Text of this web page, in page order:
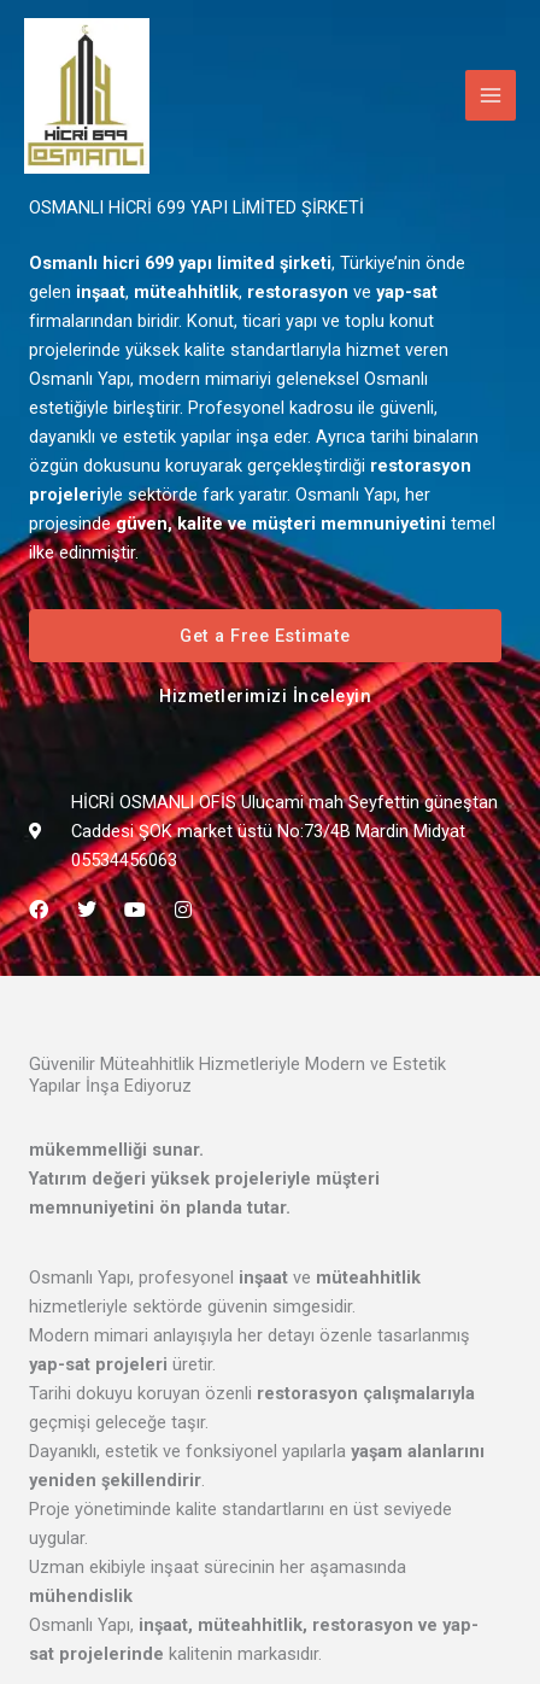
İçeriğe
Mardin
OSMANLI HİCRİ 699 YAPI LİMİTED ŞİRKETİ
Osmanlı hicri 699 yapı limited şirketi, Türkiye’nin önde
gelen inşaat, müteahhitlik, restorasyon ve yap-sat
firmalarından biridir. Konut, ticari yapı ve toplu konut
projelerinde yüksek kalite standartlarıyla hizmet veren
Osmanlı Yapı, modern mimariyi geleneksel Osmanlı
estetiğiyle birleştirir. Profesyonel kadrosu ile güvenli,
dayanıklı ve estetik yapılar inşa eder. Ayrıca tarihi binaların
özgün dokusunu koruyarak gerçekleştirdiği restorasyon
projeleriyle sektörde fark yaratır. Osmanlı Yapı, her
projesindegüven, kalite ve müşteri memnuniyetini temel
ilke edinmiştir.
Get a Free Estimate
Hizmetlerimizi İnceleyin
HİCRİ OSMANLI OFİS Ulucami mah Seyfettin güneştan
Caddesi ŞOK market üstü No:73/4B Mardin Midyat
05534456063
F
a
c
e
b
T
w
i
t
t
Y
o
u
t
u
I
n
s
t
a
m
Güvenilir Müteahhitlik Hizmetleriyle Modern ve Estetik
Yapılar İnşa Ediyoruz
mükemmelliği sunar.
Yatırım değeri yüksek projeleriyle müşteri
memnuniyetini ön planda tutar.
Osmanlı Yapı, profesyonel inşaat ve müteahhitlik
hizmetleriyle sektörde güvenin simgesidir.
Modern mimari anlayışıyla her detayı özenle tasarlanmış
yap-sat projeleri üretir.
Tarihi dokuyu koruyan özenli restorasyon çalışmalarıyla
geçmişi geleceğe taşır.
Dayanıklı, estetik ve fonksiyonel yapılarla yaşam alanlarını
yeniden şekillendirir.
Proje yönetiminde kalite standartlarını en üst seviyede
uygular.
Uzman ekibiyle inşaat sürecinin her aşamasında
mühendislik
Osmanlı Yapı, inşaat, müteahhitlik, restorasyon ve yap-
sat projelerinde kalitenin markasıdır.